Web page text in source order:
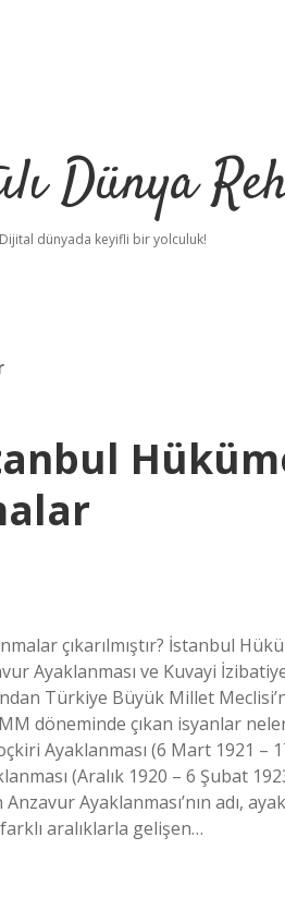
Dünya
Dijital dünyada keyifli bir yolculuk!
çıkarılmıştır? İstanbul
Ayaklanması ve Kuvayi
Türkiye Büyük Millet
döneminde çıkan isyanlar
Ayaklanması (6 Mart 1921 –
(Aralık 1920 – 6 Şubat
Ayaklanması’nın adı,
aralıklarla gelişen…